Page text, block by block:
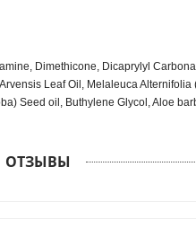
Dimethicone, Dicaprylyl
Leaf Oil, Melaleuca
Seed oil, Buthylene Glycol, Aloe
ОТЗЫВЫ